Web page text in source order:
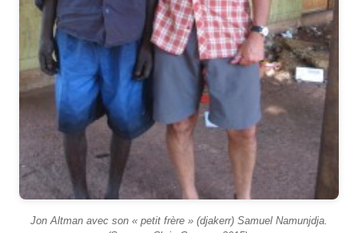
Jon Altman avec son « petit frère » (djakerr) Samuel Namunjdja.